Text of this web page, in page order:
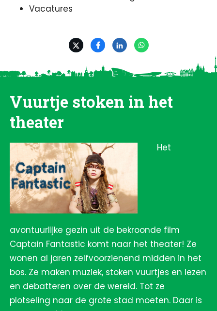
Vacatures
Vuurtje stoken in het
theater
Het
avontuurlijke gezin uit de bekroonde film
Captain Fantastic komt naar het theater! Ze
wonen al jaren zelfvoorzienend midden in het
bos. Ze maken muziek, stoken vuurtjes en lezen
en debatteren over de wereld. Tot ze
plotseling naar de grote stad moeten. Daar is